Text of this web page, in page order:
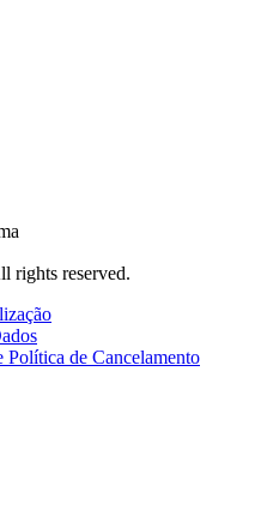
rights reserved.
Política de Cancelamento